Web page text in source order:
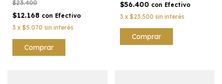
$23.400
$12.168 con Efectivo
3 x $5.070 sin interés
$56.400 con Efectivo
3 x $23.500 sin interés